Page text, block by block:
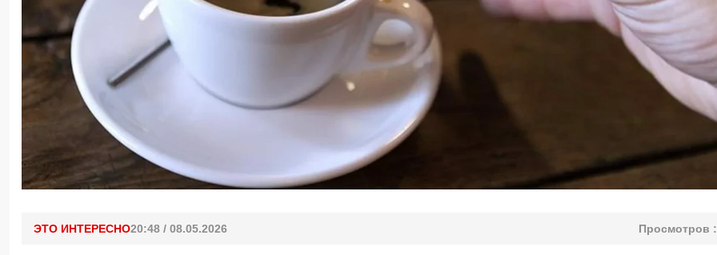
ЭТО ИНТЕРЕСНО20:48 / 08.05.2026 Просмотров :